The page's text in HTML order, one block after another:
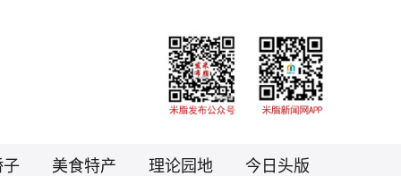
子 美食特产 理论园地 今日头版